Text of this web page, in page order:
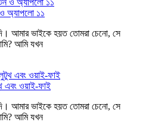
ও অ্যাপলো ১১
আমার ভাইকে হয়ত তোমরা চেনো, সে
আমি যখন
এবং ওয়াই-ফাই
আমার ভাইকে হয়ত তোমরা চেনো, সে
আমি যখন